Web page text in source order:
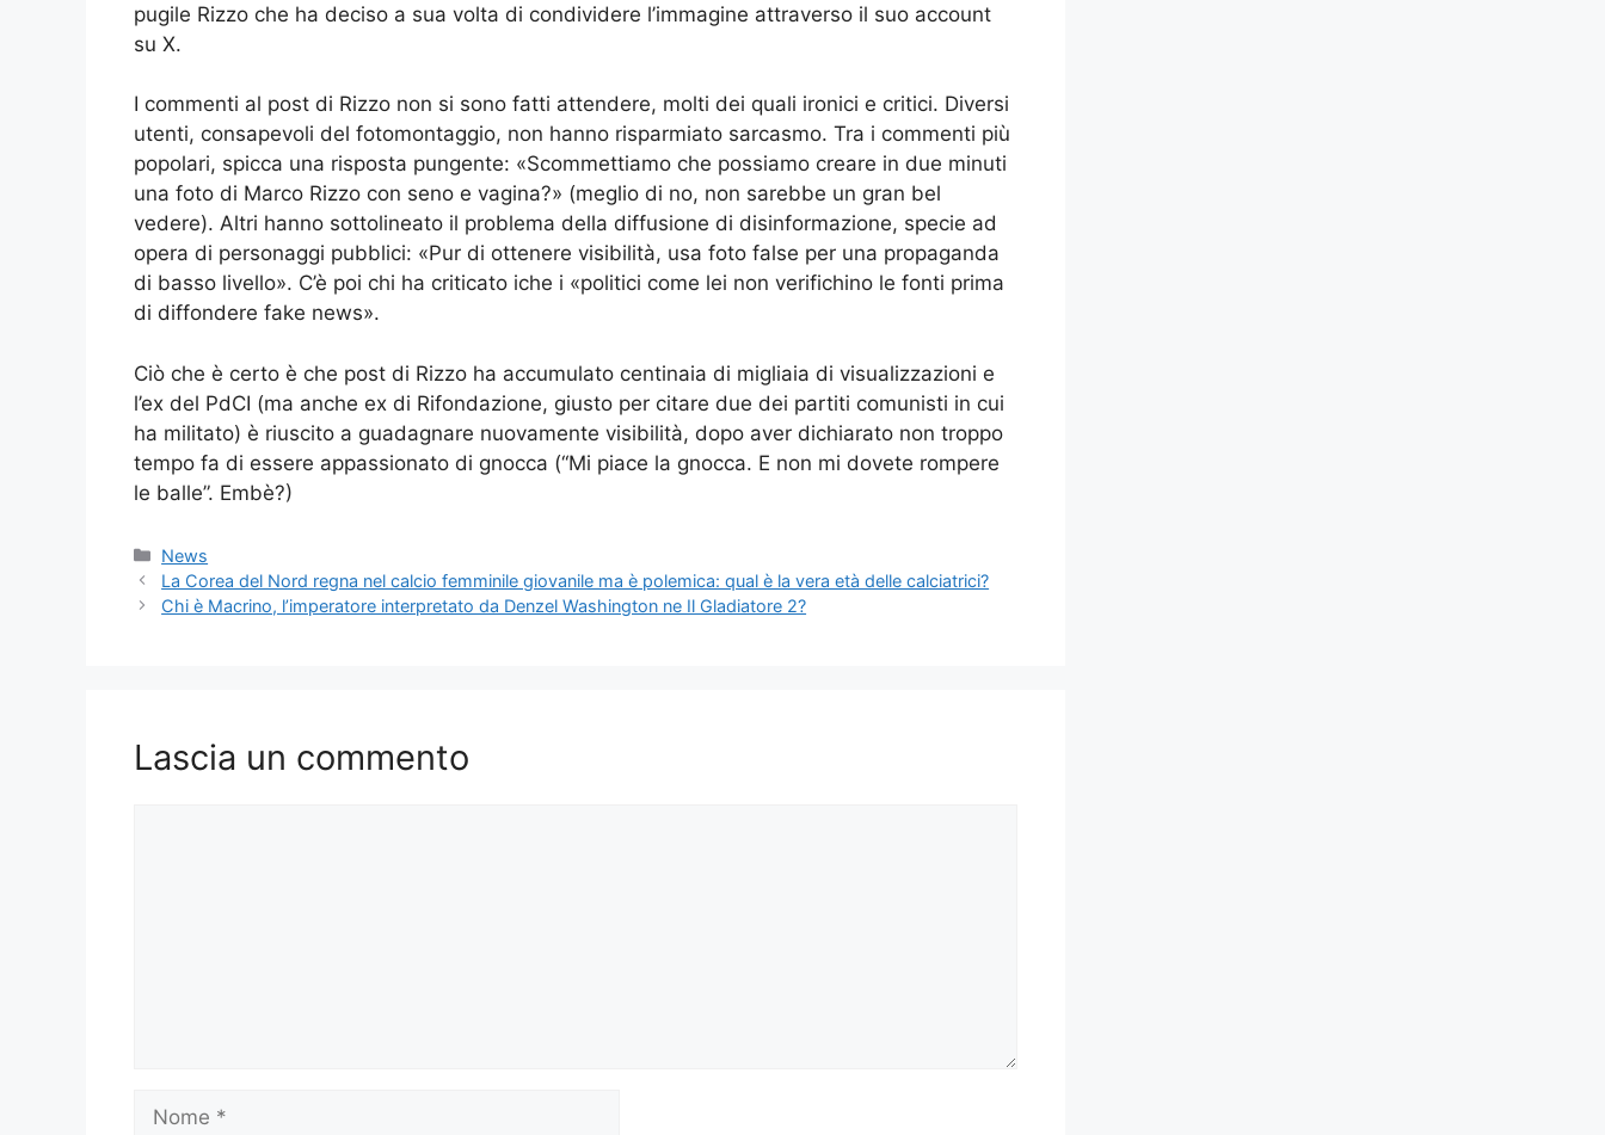
pugile Rizzo che ha deciso a sua volta di condividere l’immagine attraverso il suo account
su X.
I commenti al post di Rizzo non si sono fatti attendere, molti dei quali ironici e critici. Diversi
utenti, consapevoli del fotomontaggio, non hanno risparmiato sarcasmo. Tra i commenti più
popolari, spicca una risposta pungente: «Scommettiamo che possiamo creare in due minuti
una foto di Marco Rizzo con seno e vagina?» (meglio di no, non sarebbe un gran bel
vedere). Altri hanno sottolineato il problema della diffusione di disinformazione, specie ad
opera di personaggi pubblici: «Pur di ottenere visibilità, usa foto false per una propaganda
di basso livello». C’è poi chi ha criticato iche i «politici come lei non verifichino le fonti prima
di diffondere fake news».
Ciò che è certo è che post di Rizzo ha accumulato centinaia di migliaia di visualizzazioni e
l’ex del PdCI (ma anche ex di Rifondazione, giusto per citare due dei partiti comunisti in cui
ha militato) è riuscito a guadagnare nuovamente visibilità, dopo aver dichiarato non troppo
tempo fa di essere appassionato di gnocca (“Mi piace la gnocca. E non mi dovete rompere
le balle”. Embè?)
Categorie
News
La Corea del Nord regna nel calcio femminile giovanile ma è polemica: qual è la vera età delle calciatrici?
Chi è Macrino, l’imperatore interpretato da Denzel Washington ne Il Gladiatore 2?
Lascia un commento